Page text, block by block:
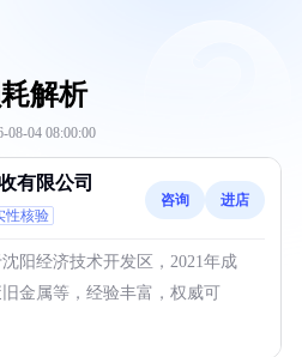
解析
08-04 08:00:00
有限公司
性核验
咨询 进店
阳经济技术开发区，2021年成
金属等，经验丰富，权威可